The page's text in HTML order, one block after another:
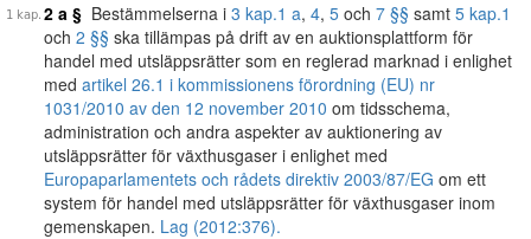
2 a § Bestämmelserna i 3 kap.1 a, 4, 5 och 7 §§ samt 5 kap.1
och 2 §§ ska tillämpas på drift av en auktionsplattform för
handel med utsläppsrätter som en reglerad marknad i enlighet
med artikel 26.1 i kommissionens förordning (EU) nr
1031/2010 av den 12 november 2010 om tidsschema,
administration och andra aspekter av auktionering av
utsläppsrätter för växthusgaser i enlighet med
Europaparlamentets och rådets direktiv 2003/87/EG om ett
system för handel med utsläppsrätter för växthusgaser inom
gemenskapen. Lag (2012:376).